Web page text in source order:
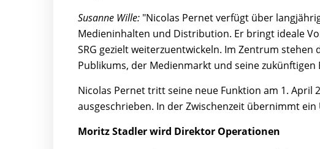
Susanne Wille: "Nicolas Pernet verfügt über
Medieninhalten und Distribution. Er bringt ideale
SRG gezielt weiterzuentwickeln. Im Zentrum
Publikums, der Medienmarkt und seine
Nicolas Pernet tritt seine neue Funktion am 1. April
ausgeschrieben. In der Zwischenzeit übernimmt
Moritz Stadler wird Direktor Operationen